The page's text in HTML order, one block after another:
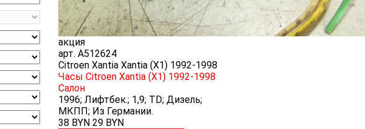
акция
арт. A512624
Citroen Xantia Xantia (X1) 1992-1998
Часы Citroen Xantia (X1) 1992-1998
Салон
1996; Лифтбек.; 1,9; TD; Дизель;
МКПП; Из Германии.
38 BYN 29 BYN